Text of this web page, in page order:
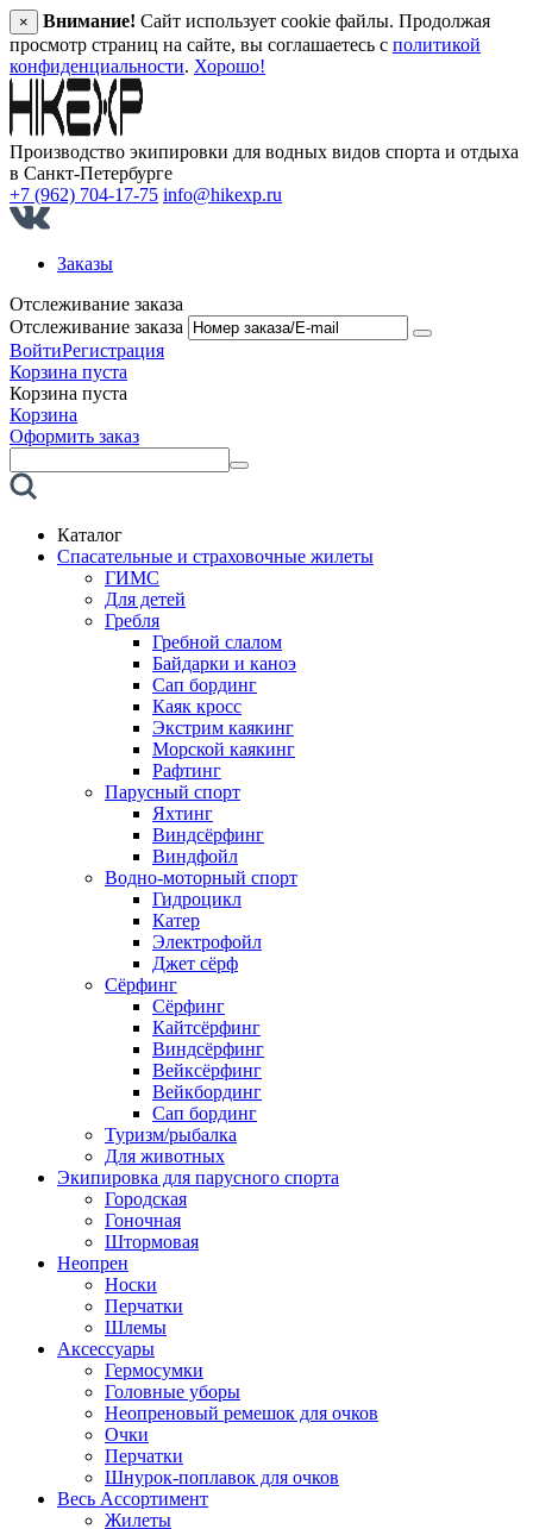
× Внимание! Сайт использует cookie файлы. Продолжая
просмотр страниц на сайте, вы соглашаетесь с политикой
конфиденциальности. Хорошо!
Производство экипировки для водных видов спорта и отдыха
в Санкт‑Петербурге
+7 (962) 704-17-75 info@hikexp.ru
Заказы
Отслеживание заказа
Отслеживание заказа
ВойтиРегистрация
Корзина пуста
Корзина пуста
Корзина
Оформить заказ
Каталог
Спасательные и страховочные жилеты
ГИМС
Для детей
Гребля
Гребной слалом
Байдарки и каноэ
Сап бординг
Каяк кросс
Экстрим каякинг
Морской каякинг
Рафтинг
Парусный спорт
Яхтинг
Виндсёрфинг
Виндфойл
Водно-моторный спорт
Гидроцикл
Катер
Электрофойл
Джет сёрф
Сёрфинг
Сёрфинг
Кайтсёрфинг
Виндсёрфинг
Вейксёрфинг
Вейкбординг
Сап бординг
Туризм/рыбалка
Для животных
Экипировка для парусного спорта
Городская
Гоночная
Штормовая
Неопрен
Носки
Перчатки
Шлемы
Аксессуары
Гермосумки
Головные уборы
Неопреновый ремешок для очков
Очки
Перчатки
Шнурок-поплавок для очков
Весь Ассортимент
Жилеты